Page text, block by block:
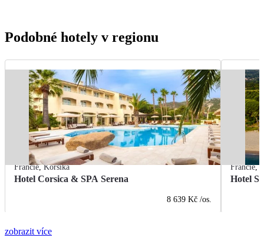
Podobné hotely v regionu
Francie,Korsika
Hotel Corsica & SPA Serena
8 639 Kč /os.
Francie,
Hotel
zobrazit více